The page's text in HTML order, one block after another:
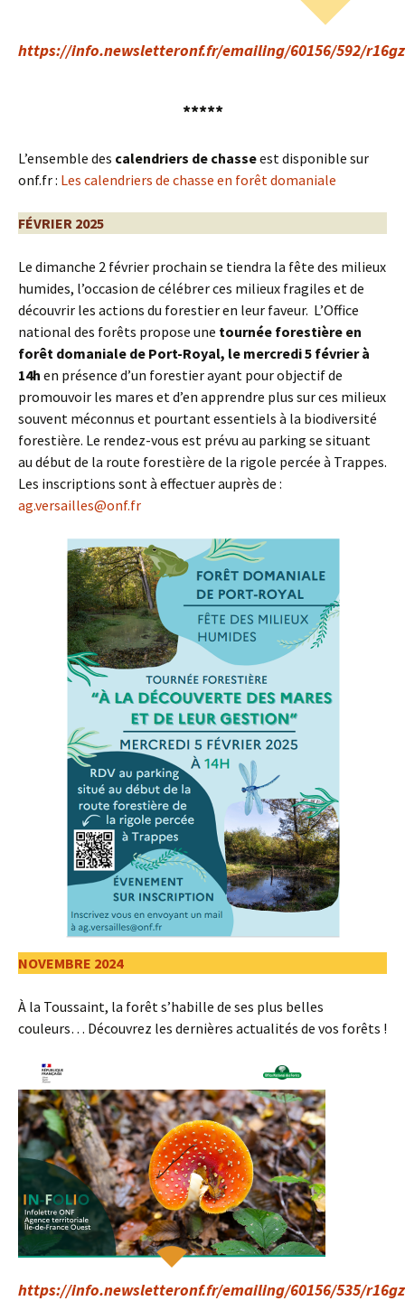
https://info.newsletteronf.fr/emailing/60156/592/
*****
L’ensemble des calendriers de chasseest disponible sur
onf.fr : Les calendriers de chasse en forêt domaniale
FÉVRIER 2025
Le dimanche 2 février prochain se tiendra la fête des milieux
humides, l’occasion de célébrer ces milieux fragiles et de
découvrir les actions du forestier en leur faveur. L’Office
national des forêts propose une tournée forestière en
forêt domaniale de Port-Royal, le mercredi 5 février à
14h en présence d’un forestier ayant pour objectif de
promouvoir les mares et d’en apprendre plus sur ces milieux
souvent méconnus et pourtant essentiels à la biodiversité
forestière. Le rendez-vous est prévu au parking se situant
au début de la route forestière de la rigole percée à Trappes.
Les inscriptions sont à effectuer auprès de :
ag.versailles@onf.fr
NOVEMBRE 2024
À la Toussaint, la forêt s’habille de ses plus belles
couleurs… Découvrez les dernières actualités de vos forêts !
https://info.newsletteronf.fr/emailing/60156/535/